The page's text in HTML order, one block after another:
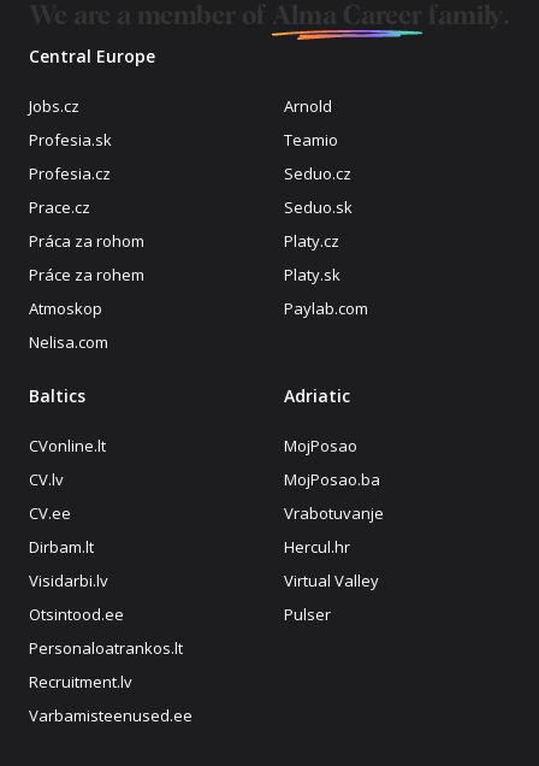
Central Europe
Jobs.cz
Profesia.sk
Profesia.cz
Prace.cz
Práca za rohom
Práce za rohem
Atmoskop
Nelisa.com
Arnold
Teamio
Seduo.cz
Seduo.sk
Platy.cz
Platy.sk
Paylab.com
Baltics
CVonline.lt
CV.lv
CV.ee
Dirbam.lt
Visidarbi.lv
Otsintood.ee
Personaloatrankos.lt
Recruitment.lv
Varbamisteenused.ee
Adriatic
MojPosao
MojPosao.ba
Vrabotuvanje
Hercul.hr
Virtual Valley
Pulser